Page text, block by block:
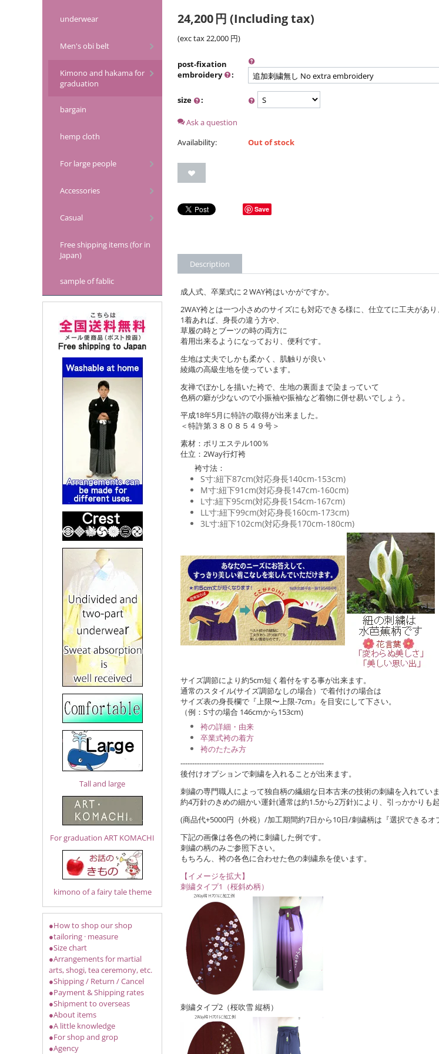
underwear
Men's obi belt
Kimono and hakama for
graduation
bargain
hemp cloth
For large people
Accessories
Casual
Free shipping items (for in
Japan)
sample of fablic
Tall and large
For graduation ART KOMACHI
kimono of a fairy tale theme
●How to shop our shop
●tailoring · measure
●Size chart
●Arrangements for martial
arts, shogi, tea ceremony, etc.
●Shipping / Return / Cancel
●Payment & Shipping rates
●Shipment to overseas
●About items
●A little knowledge
●For shop and grop
●Agency
24,200円 (Including tax)
(exc tax22,000 円)
post-fixation
embroidery
:
size :
Ask a question
Availability:
Out of stock
Save
Description
成人式、卒業式に２WAY袴はいかがですか。
2WAY袴とは一つ小さめのサイズにも対応できる様に、仕立てに工夫があり、
1着あれば、身長の違う方や、
草履の時とブーツの時の両方に
着用出来るようになっており、便利です。
生地は丈夫でしかも柔かく、肌触りが良い
綾織の高級生地を使っています。
友禅でぼかしを描いた袴で、生地の裏面まで染まっていて
色柄の癖が少ないので小振袖や振袖など着物に併せ易いでしょう。
平成18年5月に特許の取得が出来ました。
＜特許第３８０８５４９号＞
素材：ポリエステル100％
仕立：2Way行灯袴
袴寸法：
S寸:紐下87cm(対応身長140cm-153cm)
M寸:紐下91cm(対応身長147cm-160cm)
L寸:紐下95cm(対応身長154cm-167cm)
LL寸:紐下99cm(対応身長160cm-173cm)
3L寸:紐下102cm(対応身長170cm-180cm)
サイズ調節により約5cm短く着付をする事が出来ます。
通常のスタイル(サイズ調節なしの場合）で着付けの場合は
サイズ表の身長欄で『上限〜上限-7cm』を目安にして下さい。
（例：S寸の場合 146cmから153cm)
袴の詳細・由来
卒業式袴の着方
袴のたたみ方
-------------------------------------------------------------
後付けオプションで刺繍を入れることが出来ます。
刺繍の専門職人によって独自柄の繊細な日本古来の技術の刺繍を入れていま
約4万針のきめの細かい運針(通常は約1.5から2万針)により、引っかかりも
(商品代+5000円（外税）/加工期間約7日から10日/刺繍柄は『選択できる
下記の画像は各色の袴に刺繍した例です。
刺繍の柄のみご参照下さい。
もちろん、袴の各色に合わせた色の刺繍糸を使います。
【イメージを拡大】
刺繍タイプ1（桜斜め柄）
刺繍タイプ2（桜吹雪 縦柄）